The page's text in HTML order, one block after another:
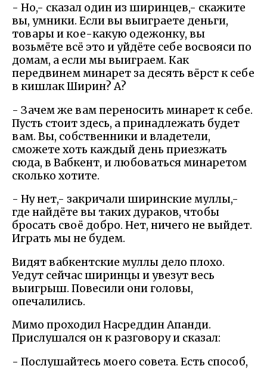
- Но,- сказал один из ширинцев,- скажите
вы, умники. Если вы выиграете деньги,
товары и кое-какую одежонку, вы
возьмёте всё это и уйдёте себе восвояси по
домам, а если мы выиграем. Как
передвинем минарет за десять вёрст к себе
в кишлак Ширин? А?
- Зачем же вам переносить минарет к себе.
Пусть стоит здесь, а принадлежать будет
вам. Вы, собственники и владетели,
сможете хоть каждый день приезжать
сюда, в Вабкент, и любоваться минаретом
сколько хотите.
- Ну нет,- закричали ширинские муллы,-
где найдёте вы таких дураков, чтобы
бросать своё добро. Нет, ничего не выйдет.
Играть мы не будем.
Видят вабкентские муллы дело плохо.
Уедут сейчас ширинцы и увезут весь
выигрыш. Повесили они головы,
опечалились.
Мимо проходил Насреддин Апанди.
Прислушался он к разговору и сказал:
- Послушайтесь моего совета. Есть способ,